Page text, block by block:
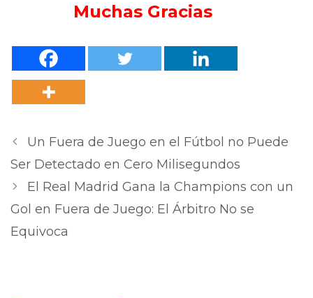
Muchas Gracias
Un Fuera de Juego en el Fútbol no Puede
Ser Detectado en Cero Milisegundos
El Real Madrid Gana la Champions con un
Gol en Fuera de Juego: El Árbitro No se
Equivoca